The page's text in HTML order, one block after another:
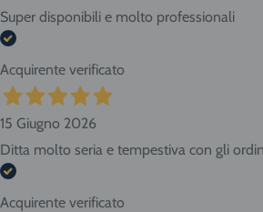
Super disponibili e molto professionali
Acquirente verificato
15 Giugno 2026
Ditta molto seria e tempestiva con gli
Acquirente verificato